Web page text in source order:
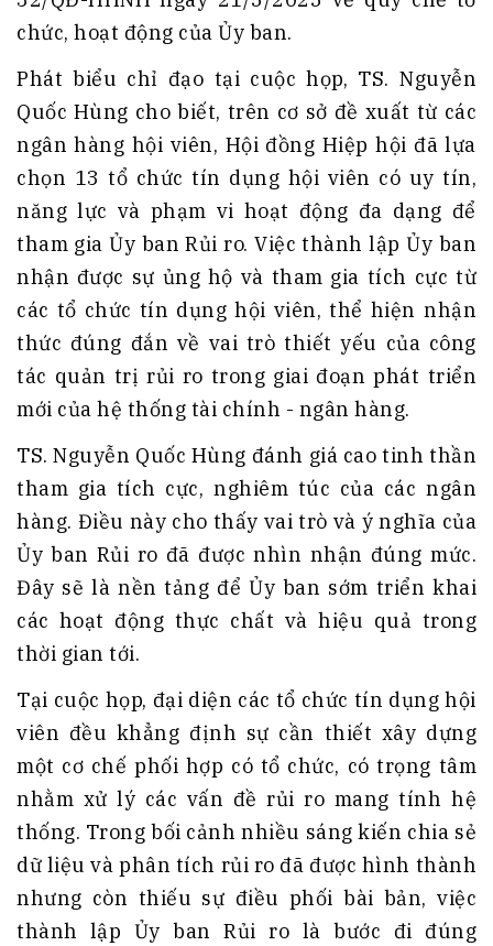
chức, hoạt động của Ủy ban.
Phát biểu chỉ đạo tại cuộc họp, TS. Nguyễn
Quốc Hùng cho biết, trên cơ sở đề xuất từ các
ngân hàng hội viên, Hội đồng Hiệp hội đã lựa
chọn 13 tổ chức tín dụng hội viên có uy tín,
năng lực và phạm vi hoạt động đa dạng để
tham gia Ủy ban Rủi ro. Việc thành lập Ủy ban
nhận được sự ủng hộ và tham gia tích cực từ
các tổ chức tín dụng hội viên, thể hiện nhận
thức đúng đắn về vai trò thiết yếu của công
tác quản trị rủi ro trong giai đoạn phát triển
mới của hệ thống tài chính - ngân hàng.
TS. Nguyễn Quốc Hùng đánh giá cao tinh thần
tham gia tích cực, nghiêm túc của các ngân
hàng. Điều này cho thấy vai trò và ý nghĩa của
Ủy ban Rủi ro đã được nhìn nhận đúng mức.
Đây sẽ là nền tảng để Ủy ban sớm triển khai
các hoạt động thực chất và hiệu quả trong
thời gian tới.
Tại cuộc họp, đại diện các tổ chức tín dụng hội
viên đều khẳng định sự cần thiết xây dựng
một cơ chế phối hợp có tổ chức, có trọng tâm
nhằm xử lý các vấn đề rủi ro mang tính hệ
thống. Trong bối cảnh nhiều sáng kiến chia sẻ
dữ liệu và phân tích rủi ro đã được hình thành
nhưng còn thiếu sự điều phối bài bản, việc
thành lập Ủy ban Rủi ro là bước đi đúng